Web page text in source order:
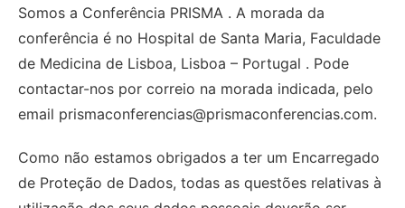
Somos a Conferência PRISMA . A morada da
conferência é no Hospital de Santa Maria, Faculdade
de Medicina de Lisboa, Lisboa – Portugal . Pode
contactar-nos por correio na morada indicada, pelo
email prismaconferencias@prismaconferencias.com.
Como não estamos obrigados a ter um Encarregado
de Proteção de Dados, todas as questões relativas à